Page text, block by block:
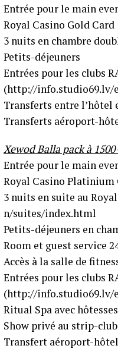
Entrée pour le main
Royal Casino Gold Card
3 nuits en chambre
Petits-déjeuners
Entrées pour les clubs
(http://info.studio69.lv/
Transferts entre l’hôtel
Transferts aéroport-
Xewod Balla pack à 1500
Entrée pour le main
Royal Casino Platinium
3 nuits en suite au
n/suites/index.html
Petits-déjeuners en
Room et guest service
Accès à la salle de
Entrées pour les clubs
(http://info.studio69.lv/
Ritual Spa avec
Show privé au strip-
Transfert aéroport-